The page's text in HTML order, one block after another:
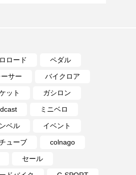
ロード ペダル
サー バイクロア
ット ガシロン
ミニベロ
ベル イベント
ューブ colnago
セール